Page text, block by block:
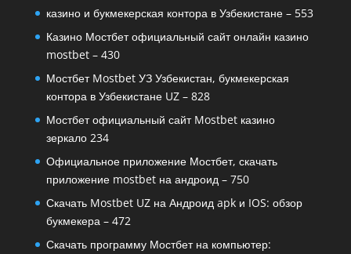
казино и букмекерская контора в Узбекистане – 553
Казино Мостбет официальный сайт онлайн казино
mostbet – 430
Мостбет Mostbet УЗ Узбекистан, букмекерская
контора в Узбекистане UZ – 828
Мостбет официальный сайт Mostbet казино
зеркало 234
Официальное приложение Мостбет, скачать
приложение mostbet на андроид – 750
Скачать Mostbet UZ на Андроид apk и IOS: обзор
букмекера – 472
Скачать программу Мостбет на компьютер: